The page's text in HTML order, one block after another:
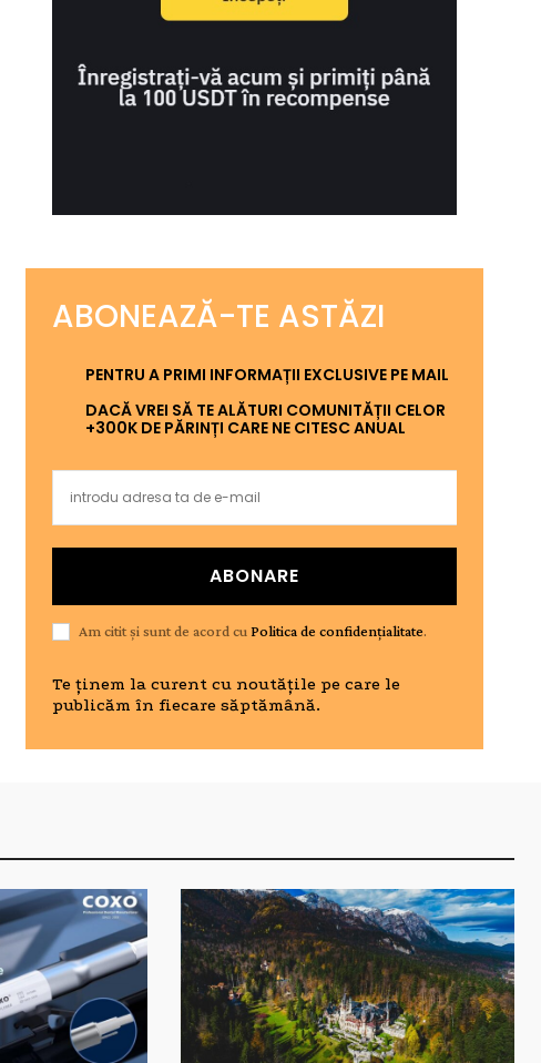
ABONEAZĂ-TE ASTĂZI
PENTRU A PRIMI INFORMAȚII EXCLUSIVE PE MAIL
DACĂ VREI SĂ TE ALĂTURI COMUNITĂȚII CELOR
+300K DE PĂRINȚI CARE NE CITESC ANUAL
ABONARE
Am citit și sunt de acord cuPolitica de confidențialitate.
Te ținem la curent cu noutățile pe care le
publicăm în fiecare săptămână.